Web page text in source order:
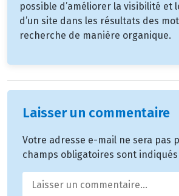
possible d’améliorer la visibilité et
d’un site dans les résultats des
recherche de manière organique.
Laisser un commentaire
Votre adresse e-mail ne sera pas
champs obligatoires sont indiqués